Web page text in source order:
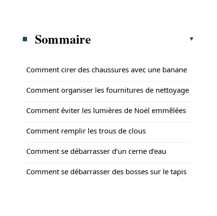
Sommaire
Comment cirer des chaussures avec une banane
Comment organiser les fournitures de nettoyage
Comment éviter les lumières de Noël emmêlées
Comment remplir les trous de clous
Comment se débarrasser d’un cerne d’eau
Comment se débarrasser des bosses sur le tapis